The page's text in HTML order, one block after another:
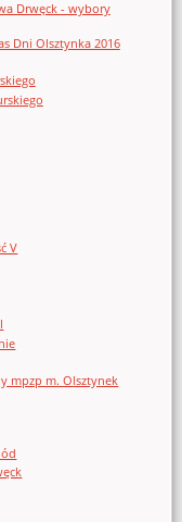
Drwęck - wybory
Dni Olsztynka 2016
V
mpzp m. Olsztynek